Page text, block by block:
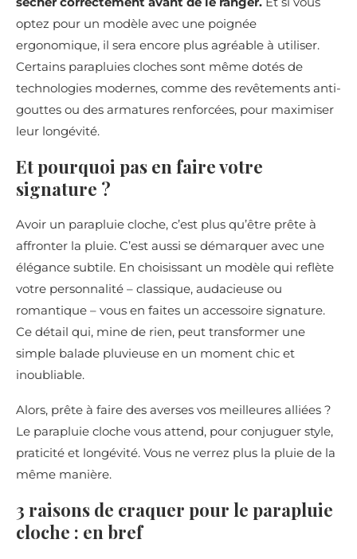
optez pour un modèle avec une poignée
ergonomique, il sera encore plus agréable à utiliser.
Certains parapluies cloches sont même dotés de
technologies modernes, comme des revêtements anti-
gouttes ou des armatures renforcées, pour maximiser
leur longévité.
Et pourquoi pas en faire votre
signature ?
Avoir un parapluie cloche, c’est plus qu’être prête à
affronter la pluie. C’est aussi se démarquer avec une
élégance subtile. En choisissant un modèle qui reflète
votre personnalité – classique, audacieuse ou
romantique – vous en faites un accessoire signature.
Ce détail qui, mine de rien, peut transformer une
simple balade pluvieuse en un moment chic et
inoubliable.
Alors, prête à faire des averses vos meilleures alliées ?
Le parapluie cloche vous attend, pour conjuguer style,
praticité et longévité. Vous ne verrez plus la pluie de la
même manière.
3 raisons de craquer pour le parapluie
cloche : en bref